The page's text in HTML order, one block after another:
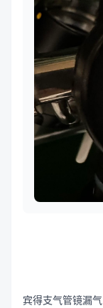
宾得支气管镜漏气